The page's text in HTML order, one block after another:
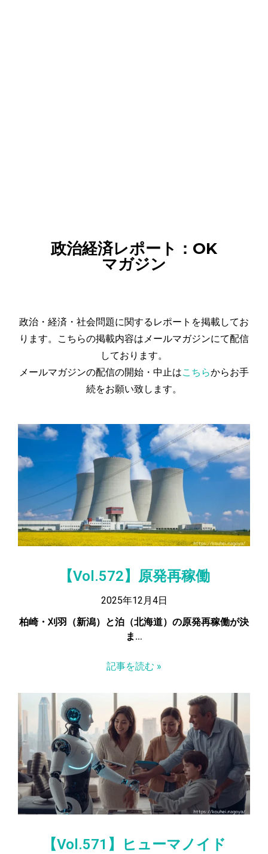
政治経済レポート：OK
マガジン
政治・経済・社会問題に関するレポートを掲載してお
ります。こちらの掲載内容はメールマガジンにて配信
しております。
メールマガジンの配信の開始・中止はこちらからお手
続をお願い致します。
【Vol.572】原発再稼働
2025年12月4日
柏崎・刈羽（新潟）と泊（北海道）の原発再稼働が決
ま…
記事を読む »
【Vol.571】ヒューマノイド